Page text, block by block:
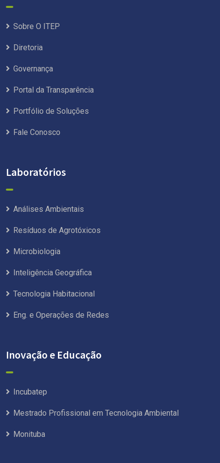
Sobre O ITEP
Diretoria
Governança
Portal da Transparência
Portfólio de Soluções
Fale Conosco
Laboratórios
Análises Ambientais
Resíduos de Agrotóxicos
Microbiologia
Inteligência Geográfica
Tecnologia Habitacional
Eng. e Operações de Redes
Inovação e Educação
Incubatep
Mestrado Profissional em Tecnologia Ambiental
Monituba